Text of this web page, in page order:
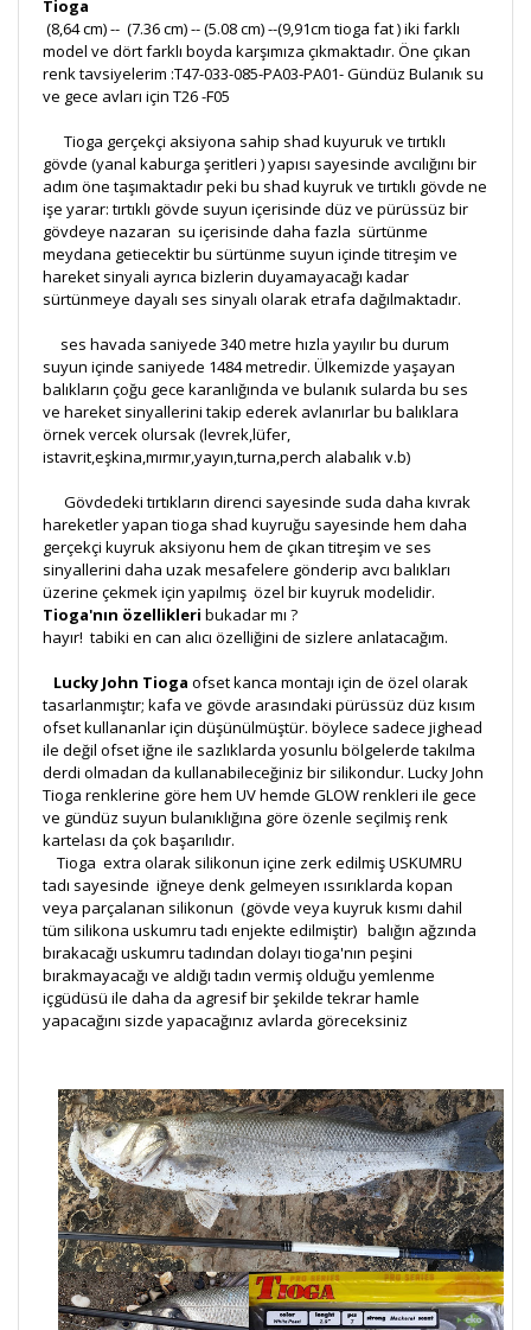
Tioga
(8,64 cm) -- (7.36 cm) -- (5.08 cm) --(9,91cm tioga fat ) iki farklı
model ve dört farklı boyda karşımıza çıkmaktadır. Öne çıkan
renk tavsiyelerim :T47-033-085-PA03-PA01- Gündüz Bulanık su
ve gece avları için T26 -F05
Tioga gerçekçi aksiyona sahip shad kuyuruk ve tırtıklı
gövde (yanal kaburga şeritleri ) yapısı sayesinde avcılığını bir
adım öne taşımaktadır peki bu shad kuyruk ve tırtıklı gövde ne
işe yarar: tırtıklı gövde suyun içerisinde düz ve pürüssüz bir
gövdeye nazaran su içerisinde daha fazla sürtünme
meydana getiecektir bu sürtünme suyun içinde titreşim ve
hareket sinyali ayrıca bizlerin duyamayacağı kadar
sürtünmeye dayalı ses sinyalı olarak etrafa dağılmaktadır.
ses havada saniyede 340 metre hızla yayılır bu durum
suyun içinde saniyede 1484 metredir. Ülkemizde yaşayan
balıkların çoğu gece karanlığında ve bulanık sularda bu ses
ve hareket sinyallerini takip ederek avlanırlar bu balıklara
örnek vercek olursak (levrek,lüfer,
istavrit,eşkina,mırmır,yayın,turna,perch alabalık v.b)
Gövdedeki tırtıkların direnci sayesinde suda daha kıvrak
hareketler yapan tioga shad kuyruğu sayesinde hem daha
gerçekçi kuyruk aksiyonu hem de çıkan titreşim ve ses
sinyallerini daha uzak mesafelere gönderip avcı balıkları
üzerine çekmek için yapılmış özel bir kuyruk modelidir.
Tioga'nın özellikleri bukadar mı ?
hayır! tabiki en can alıcı özelliğini de sizlere anlatacağım.
Lucky John Tioga ofset kanca montajı için de özel olarak
tasarlanmıştır; kafa ve gövde arasındaki pürüssüz düz kısım
ofset kullananlar için düşünülmüştür. böylece sadece jighead
ile değil ofset iğne ile sazlıklarda yosunlu bölgelerde takılma
derdi olmadan da kullanabileceğiniz bir silikondur. Lucky John
Tioga renklerine göre hem UV hemde GLOW renkleri ile gece
ve gündüz suyun bulanıklığına göre özenle seçilmiş renk
kartelası da çok başarılıdır.
Tioga extra olarak silikonun içine zerk edilmiş USKUMRU
tadı sayesinde iğneye denk gelmeyen ıssırıklarda kopan
veya parçalanan silikonun (gövde veya kuyruk kısmı dahil
tüm silikona uskumru tadı enjekte edilmiştir) balığın ağzında
bırakacağı uskumru tadından dolayı tioga'nın peşini
bırakmayacağı ve aldığı tadın vermiş olduğu yemlenme
içgüdüsü ile daha da agresif bir şekilde tekrar hamle
yapacağını sizde yapacağınız avlarda göreceksiniz